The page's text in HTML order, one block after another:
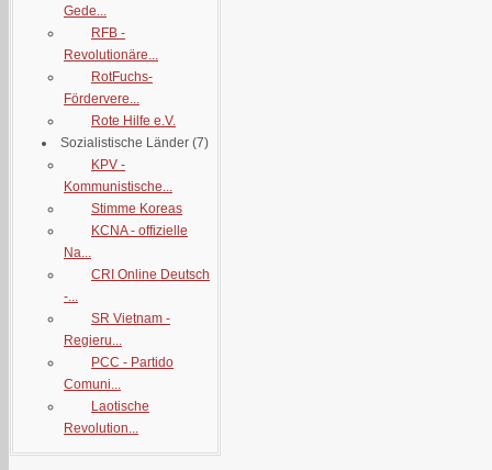
Gede...
RFB -
Revolutionäre...
RotFuchs-
Fördervere...
Rote Hilfe e.V.
Sozialistische Länder (7)
KPV -
Kommunistische...
Stimme Koreas
KCNA - offizielle
Na...
CRI Online Deutsch
-...
SR Vietnam -
Regieru...
PCC - Partido
Comuni...
Laotische
Revolution...